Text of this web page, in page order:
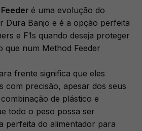
Feederé uma evolução do
Dura Banjo e é a opção perfeita
e F1s quando deseja proteger
que num Method Feeder
frente significa que eles
com precisão, apesar dos seus
de plástico e
todo o peso possa ser
perfeita do alimentador para